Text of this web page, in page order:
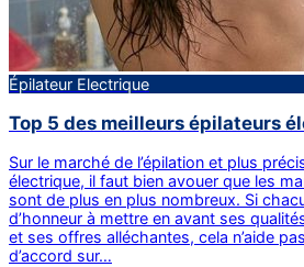
Épilateur Electrique
Top 5 des meilleurs épilateurs
Sur le marché de l’épilation et plus
électrique, il faut bien avouer que les
sont de plus en plus nombreux. Si
d’honneur à mettre en avant ses
et ses offres alléchantes, cela n’aide
d’accord sur…